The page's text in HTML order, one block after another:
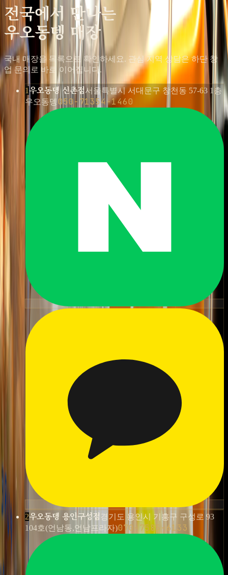
전국에서 만나는
우오동뎅 매장
국내 매장을 목록으로 확인하세요. 관심 지역 상담은 하단 창
업 문의로 바로 이어집니다.
1 우오동뎅 신촌점서울특별시 서대문구 창천동 57-63 1층
우오동뎅050-71354-1460
2우오동뎅 용인구성점 경기도 용인시 기흥구 구성로 93
104호(언남동,언남프라자)070-7585-6133